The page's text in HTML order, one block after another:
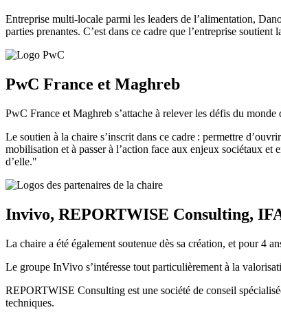
Entreprise multi-locale parmi les leaders de l’alimentation,
parties prenantes. C’est dans ce cadre que l’entreprise soutient
PwC France et Maghreb
PwC France et Maghreb s’attache à relever les défis du monde
Le soutien à la chaire s’inscrit dans ce cadre : permettre
mobilisation et à passer à l’action face aux enjeux sociétaux et
d’elle."
Invivo, REPORTWISE Consulting,
La chaire a été également soutenue dès sa création, et pour 4
Le groupe InVivo s’intéresse tout particulièrement à la
REPORTWISE Consulting est une société de conseil
techniques.